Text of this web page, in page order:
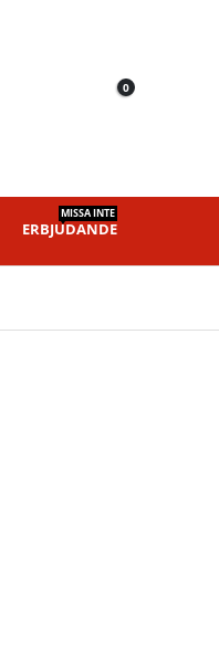
0
ERBJUDANDE
MISSA INTE